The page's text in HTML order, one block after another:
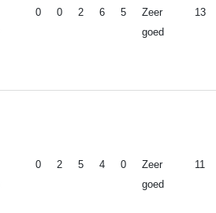
0 0 2 6 5
Zeer
goed
13
0 2 5 4 0
Zeer
goed
11